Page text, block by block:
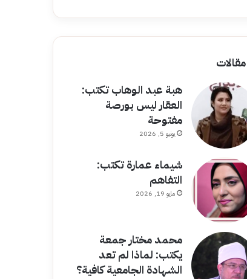
مقالات
هبة عبد الوهاب تكتب:
العقار ليس بورصة
مفتوحة
يونيو 5, 2026
شيماء عمارة تكتب:
التفاهم
مايو 19, 2026
محمد مختار جمعة
يكتب: لماذا لم تعد
الشهادة الجامعية كافية؟